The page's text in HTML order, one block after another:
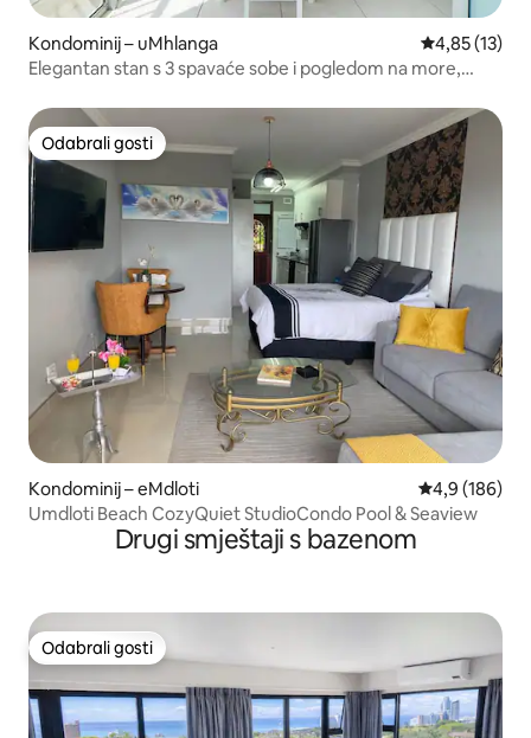
Kondominij – uMhlanga Prosječna
4,85 (13)
Elegantan stan s 3 spavaće sobe i pogledom na more,
Odabrali gosti
Odabrali gosti
Kondominij – eMdloti Prosječna
4,9 (186)
Umdloti Beach CozyQuiet StudioCondo Pool & Seaview
Drugi smještaji s bazenom
Odabrali gosti
Odabrali gosti